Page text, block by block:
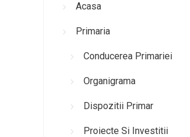
Acasa
Primaria
Conducerea Primariei
Organigrama
Dispozitii Primar
Proiecte Si Investitii